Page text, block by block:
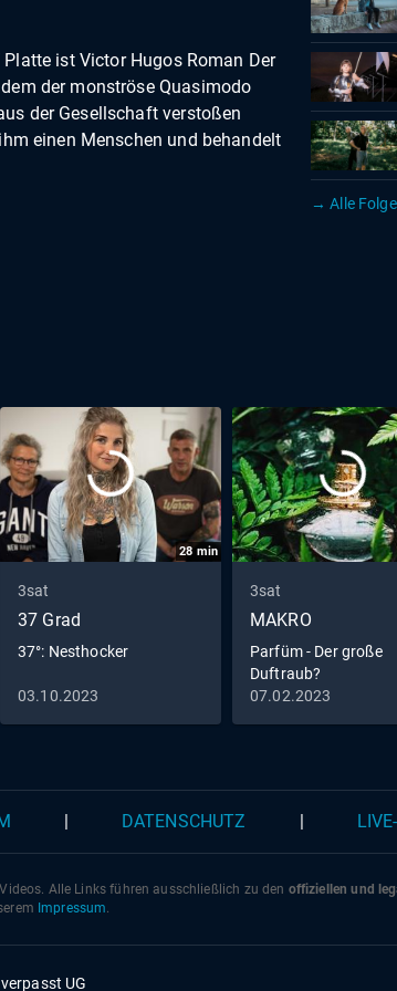
ist Victor Hugos Roman Der
der monströse Quasimodo
der Gesellschaft verstoßen
einen Menschen und behandelt
→ Alle
28 min
3sat
37 Grad
37°: Nesthocker
03.10.2023
3sat
MAKRO
Parfüm - Der große
Duftraub?
07.02.2023
DATENSCHUTZ
Alle Links führen ausschließlich zu den offiziellen und
Impressum.
UG